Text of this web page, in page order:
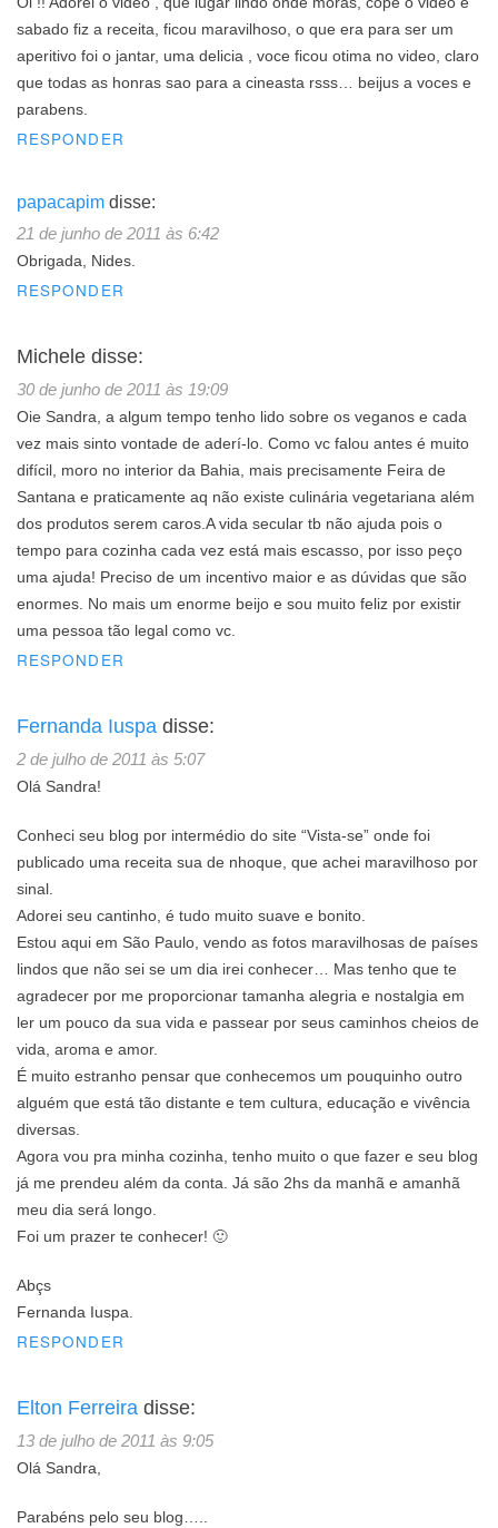
sabado fiz a receita, ficou maravilhoso, o que era para ser um
aperitivo foi o jantar, uma delicia , voce ficou otima no video, claro
que todas as honras sao para a cineasta rsss… beijus a voces e
parabens.
RESPONDER
papacapim disse:
21 de junho de 2011 às 6:42
Obrigada, Nides.
RESPONDER
Michele disse:
30 de junho de 2011 às 19:09
Oie Sandra, a algum tempo tenho lido sobre os veganos e cada
vez mais sinto vontade de aderí-lo. Como vc falou antes é muito
difícil, moro no interior da Bahia, mais precisamente Feira de
Santana e praticamente aq não existe culinária vegetariana além
dos produtos serem caros.A vida secular tb não ajuda pois o
tempo para cozinha cada vez está mais escasso, por isso peço
uma ajuda! Preciso de um incentivo maior e as dúvidas que são
enormes. No mais um enorme beijo e sou muito feliz por existir
uma pessoa tão legal como vc.
RESPONDER
Fernanda Iuspa disse:
2 de julho de 2011 às 5:07
Olá Sandra!
Conheci seu blog por intermédio do site “Vista-se” onde foi
publicado uma receita sua de nhoque, que achei maravilhoso por
sinal.
Adorei seu cantinho, é tudo muito suave e bonito.
Estou aqui em São Paulo, vendo as fotos maravilhosas de países
lindos que não sei se um dia irei conhecer… Mas tenho que te
agradecer por me proporcionar tamanha alegria e nostalgia em
ler um pouco da sua vida e passear por seus caminhos cheios de
vida, aroma e amor.
É muito estranho pensar que conhecemos um pouquinho outro
alguém que está tão distante e tem cultura, educação e vivência
diversas.
Agora vou pra minha cozinha, tenho muito o que fazer e seu blog
já me prendeu além da conta. Já são 2hs da manhã e amanhã
meu dia será longo.
Foi um prazer te conhecer! 🙂
Abçs
Fernanda Iuspa.
RESPONDER
Elton Ferreira disse:
13 de julho de 2011 às 9:05
Olá Sandra,
Parabéns pelo seu blog…..